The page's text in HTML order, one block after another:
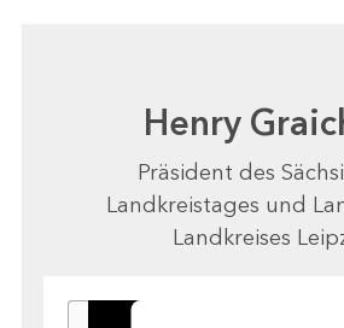
Henry
Präsident des
Landkreistages und
Landkreises